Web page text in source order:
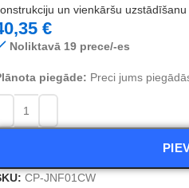
un vienkāršu
€
Noliktavā 19 prece/-es
piegāde: Preci jums
CP-JNF01CW